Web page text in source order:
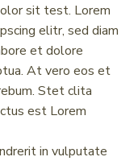
sit test. Lorem
elitr, sed diam
et dolore
At vero eos et
Stet clita
est Lorem
in vulputate